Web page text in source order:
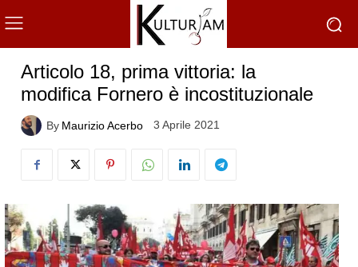
Articolo 18, prima vittoria: la
modifica Fornero è incostituzionale
By Maurizio Acerbo 3 Aprile 2021